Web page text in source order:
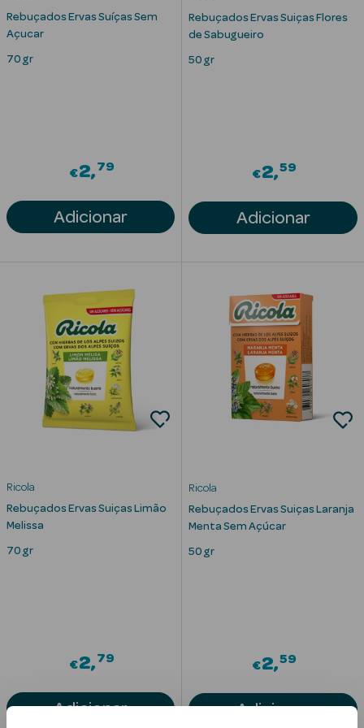
Solares Bebé e
Criança
Ver Tudo
Creme de Olhos
Anti-
Rebuçados Ervas Suíças Sem
Açucar
70 gr
€2 79
Adicionar
Rebuçados Ervas Suiças Flores
de Sabugueiro
50 gr
€2 59
Adicionar
Ricola
Rebuçados Ervas Suiças Limão
Melissa
70 gr
€2 79
Adicionar
Ricola
Rebuçados Ervas Suiças Laranja
Menta Sem Açúcar
50 gr
€2 59
Adicionar